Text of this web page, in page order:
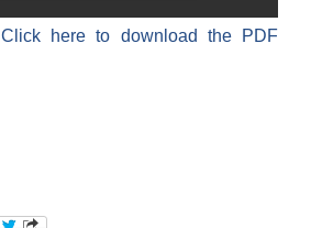
Click here to download the PDF